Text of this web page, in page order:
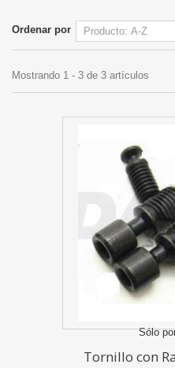
Ordenar por
Mostrando 1 - 3 de 3 artículos
Sólo
Tornillo con